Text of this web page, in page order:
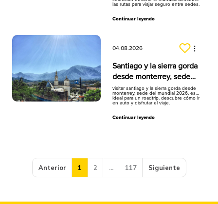
las rutas para viajar seguro entre sedes.
Continuar leyendo
04.08.2026
Santiago y la sierra gorda
desde monterrey, sede
del mundial
visitar santiago y la sierra gorda desde
monterrey, sede del mundial 2026, es
ideal para un roadtrip. descubre cómo ir
en auto y disfrutar el viaje.
Continuar leyendo
Anterior 1 2 ... 117 Siguiente